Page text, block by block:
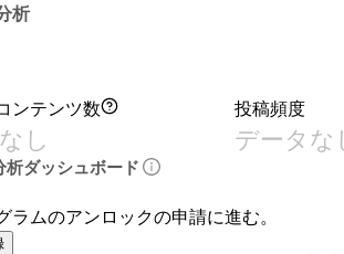
析
ンテンツ数
し
投稿頻度
データな
析ダッシュボード
ラムのアンロックの申請に進む。